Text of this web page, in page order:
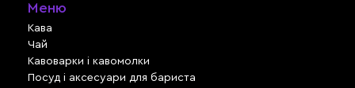
Меню
Кава
Чай
Кавоварки і кавомолки
Посуд і аксесуари для бариста